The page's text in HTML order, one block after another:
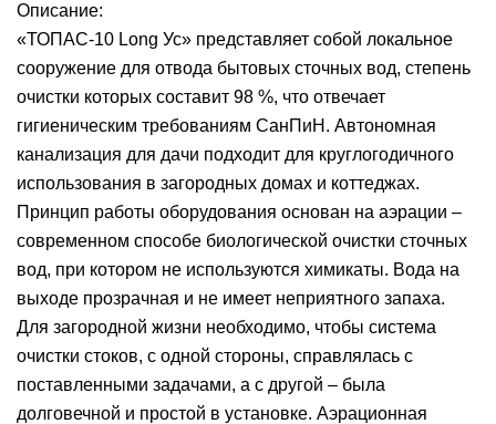
Описание:
«ТОПАС-10 Long Ус» представляет собой локальное
сооружение для отвода бытовых сточных вод, степень
очистки которых составит 98 %, что отвечает
гигиеническим требованиям СанПиН. Автономная
канализация для дачи подходит для круглогодичного
использования в загородных домах и коттеджах.
Принцип работы оборудования основан на аэрации –
современном способе биологической очистки сточных
вод, при котором не используются химикаты. Вода на
выходе прозрачная и не имеет неприятного запаха.
Для загородной жизни необходимо, чтобы система
очистки стоков, с одной стороны, справлялась с
поставленными задачами, а с другой – была
долговечной и простой в установке. Аэрационная